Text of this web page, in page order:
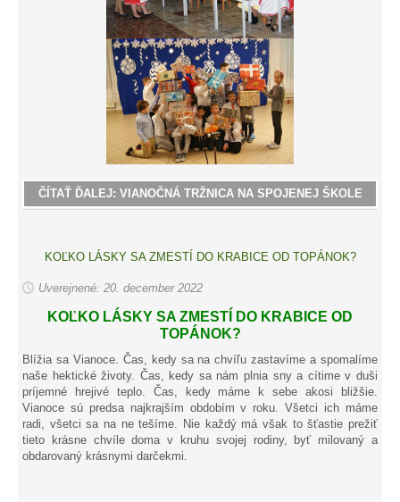
ČÍTAŤ ĎALEJ: VIANOČNÁ TRŽNICA NA SPOJENEJ ŠKOLE
KOĽKO LÁSKY SA ZMESTÍ DO KRABICE OD TOPÁNOK?
Uverejnené: 20. december 2022
KOĽKO LÁSKY SA ZMESTÍ DO KRABICE OD
TOPÁNOK?
Blížia sa Vianoce. Čas, kedy sa na chvíľu zastavíme a spomalíme
naše hektické životy. Čas, kedy sa nám plnia sny a cítime v duši
príjemné hrejivé teplo. Čas, kedy máme k sebe akosi bližšie.
Vianoce sú predsa najkrajším obdobím v roku. Všetci ich máme
radi, všetci sa na ne tešíme. Nie každý má však to šťastie prežiť
tieto krásne chvíle doma v kruhu svojej rodiny, byť milovaný a
obdarovaný krásnymi darčekmi.